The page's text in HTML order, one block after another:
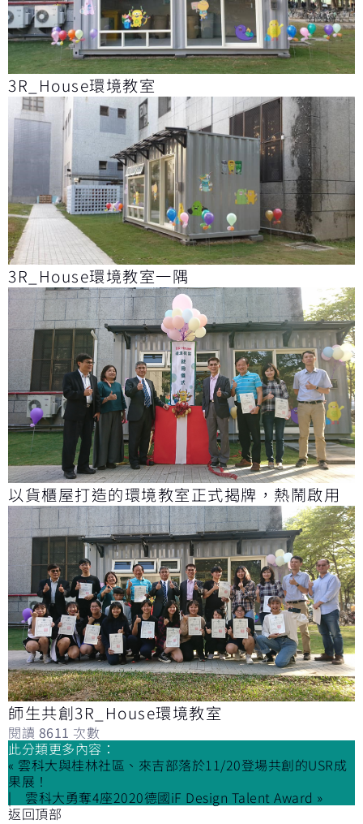
3R_House環境教室
3R_House環境教室一隅
以貨櫃屋打造的環境教室正式揭牌，熱鬧啟用
師生共創3R_House環境教室
閱讀 8611 次數
此分類更多內容：
« 雲科大與桂林社區、來吉部落於11/20登場共創的USR成
果展！
雲科大勇奪4座2020德國iF Design Talent Award »
返回頂部